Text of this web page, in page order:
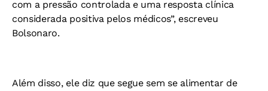
com a pressão controlada e uma resposta clínica
considerada positiva pelos médicos”, escreveu
Bolsonaro.
Além disso, ele diz que segue sem se alimentar de